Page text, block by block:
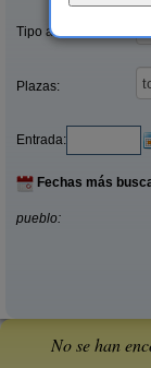
Tipo alquiler:
Plazas:
Entrada:
Fechas más
pueblo:
No se han